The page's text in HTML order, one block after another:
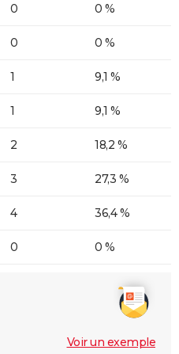
0 0 %
0 0 %
1 9,1 %
1 9,1 %
2 18,2 %
3 27,3 %
4 36,4 %
0 0 %
Voir un exemple